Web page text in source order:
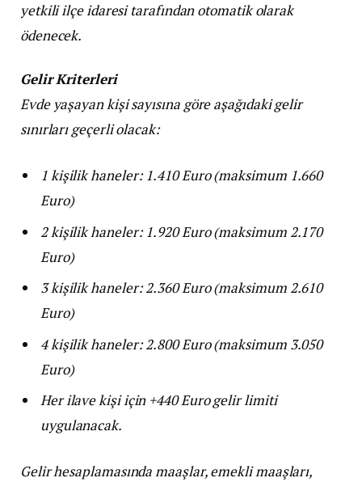
yetkili ilçe idaresi tarafından otomatik olarak
ödenecek.
Gelir Kriterleri
Evde yaşayan kişi sayısına göre aşağıdaki gelir
sınırları geçerli olacak:
1 kişilik haneler: 1.410 Euro (maksimum 1.660
Euro)
2 kişilik haneler: 1.920 Euro (maksimum 2.170
Euro)
3 kişilik haneler: 2.360 Euro (maksimum 2.610
Euro)
4 kişilik haneler: 2.800 Euro (maksimum 3.050
Euro)
Her ilave kişi için +440 Euro gelir limiti
uygulanacak.
Gelir hesaplamasında maaşlar, emekli maaşları,